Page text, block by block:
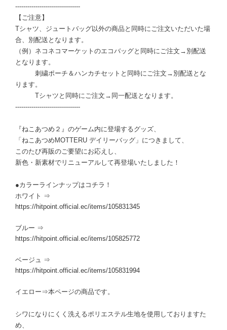
--------------------------------
【ご注意】
Tシャツ、ジュートバッグ以外の商品と同時にご注文いただいた場
合、別配送となります。
（例）ネコネコマーケットのエコバッグと同時にご注文→別配送
となります。
刺繍ポーチ＆ハンカチセットと同時にご注文→別配送とな
ります。
Tシャツと同時にご注文→同一配送となります。
--------------------------------
『ねこあつめ２』のゲーム内に登場するグッズ、
「ねこあつめMOTTERU デイリーバッグ」につきまして、
このたび再販のご要望にお応えし、
新色・新素材でリニューアルして再登場いたしました！
●カラーラインナップはコチラ！
ホワイト ⇒
https://hitpoint.official.ec/items/105831345
ブルー ⇒
https://hitpoint.official.ec/items/105825772
ベージュ ⇒
https://hitpoint.official.ec/items/105831994
イエロー⇒本ページの商品です。
シワになりにくく洗えるポリエステル生地を使用しておりますた
め、